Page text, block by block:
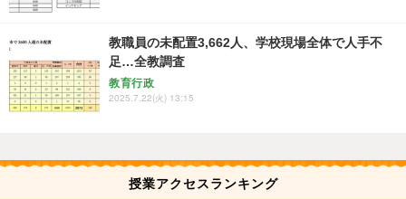
教職員の未配置3,662人、学校現場全体で人手不
足…全教調査
教育行政
2025.7.22(火) 13:15
授業アクセスランキング